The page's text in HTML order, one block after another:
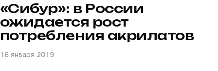
«Сибур»: в России
ожидается рост
потребления акрилатов
16 января 2019